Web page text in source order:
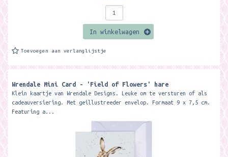
In winkelwagen
Toevoegen aan verlanglijstje
Wrendale Mini Card - 'Field of Flowers' hare
Klein kaartje van Wrendale Designs. Leuke om te versturen of als
cadeauversiering. Met geillustreeder envelop. Formaat 9 x 7,5 cm.
Featuring a...